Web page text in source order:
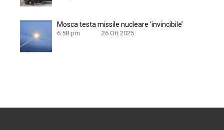
Mosca testa missile nucleare ‘invincibile’
6:58 pm 26 Ott 2025